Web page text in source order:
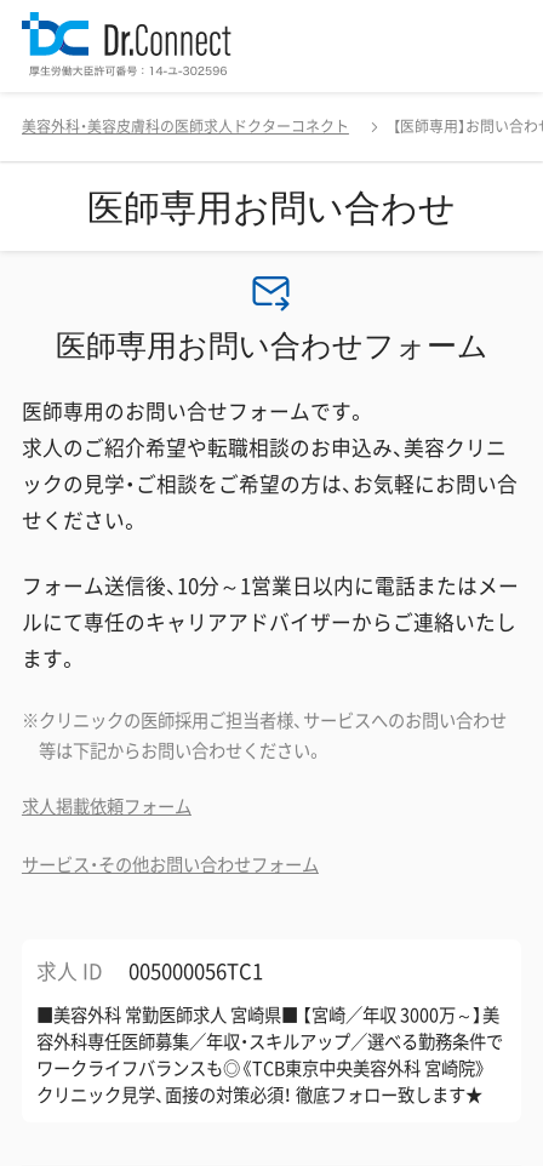
美容外科・美容皮膚科の医師求人ドクターコネクト 【医師専用】お問い合わ
医師専用お問い合わせ
医師専用お問い合わせフォーム
医師専用のお問い合せフォームです。
求人のご紹介希望や転職相談のお申込み、美容クリニ
ックの見学・ご相談をご希望の方は、お気軽にお問い合
せください。
フォーム送信後、10分～1営業日以内に電話またはメー
ルにて専任のキャリアアドバイザーからご連絡いたし
ます。
クリニックの医師採用ご担当者様、サービスへのお問い合わせ
等は下記からお問い合わせください。
求人掲載依頼フォーム
サービス・その他お問い合わせフォーム
求人 ID 005000056TC1
■美容外科 常勤医師求人 宮崎県■ 【宮崎／年収 3000万～】美
容外科専任医師募集／年収・スキルアップ／選べる勤務条件で
ワークライフバランスも◎《TCB東京中央美容外科 宮崎院》
クリニック見学、面接の対策必須！ 徹底フォロー致します★